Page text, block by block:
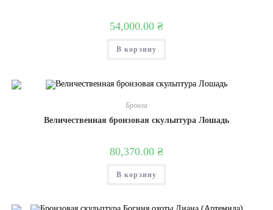
54,000.00 ₴
В корзину
Бронза
Величественная бронзовая скульптура Лошадь
80,370.00 ₴
В корзину